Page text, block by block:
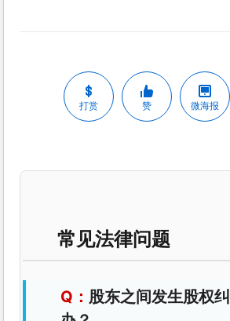
打赏 赞 微海报
常见法律问题
股东之间发生股权